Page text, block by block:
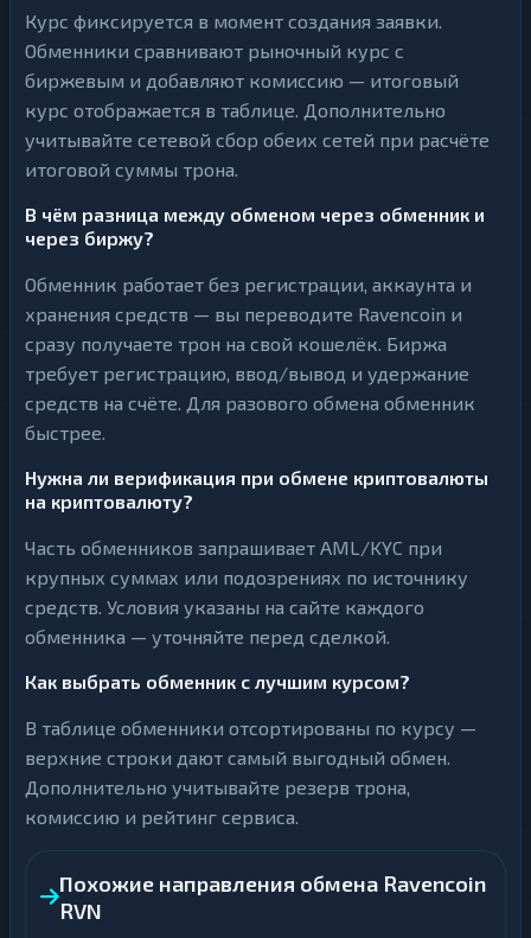
Курс фиксируется в момент создания заявки.
Обменники сравнивают рыночный курс с
биржевым и добавляют комиссию — итоговый
курс отображается в таблице. Дополнительно
учитывайте сетевой сбор обеих сетей при расчёте
итоговой суммы трона.
В чём разница между обменом через обменник и
через биржу?
Обменник работает без регистрации, аккаунта и
хранения средств — вы переводите Ravencoin и
сразу получаете трон на свой кошелёк. Биржа
требует регистрацию, ввод/вывод и удержание
средств на счёте. Для разового обмена обменник
быстрее.
Нужна ли верификация при обмене криптовалюты
на криптовалюту?
Часть обменников запрашивает AML/KYC при
крупных суммах или подозрениях по источнику
средств. Условия указаны на сайте каждого
обменника — уточняйте перед сделкой.
Как выбрать обменник с лучшим курсом?
В таблице обменники отсортированы по курсу —
верхние строки дают самый выгодный обмен.
Дополнительно учитывайте резерв трона,
комиссию и рейтинг сервиса.
Похожие направления обмена Ravencoin
RVN